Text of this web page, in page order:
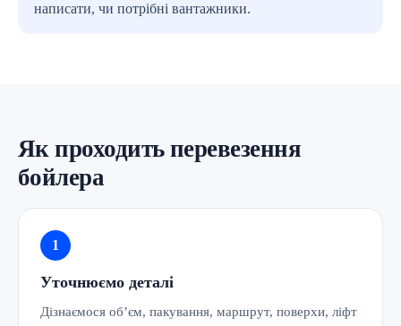
написати, чи потрібні вантажники.
Як проходить перевезення
бойлера
Уточнюємо деталі
Дізнаємося об’єм, пакування, маршрут, поверхи, ліфт